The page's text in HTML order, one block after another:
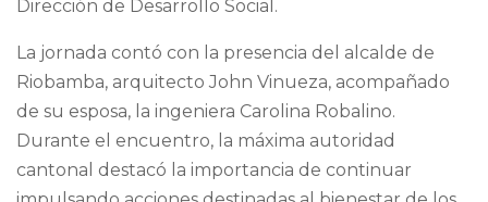
Dirección de Desarrollo Social.
La jornada contó con la presencia del alcalde de
Riobamba, arquitecto John Vinueza, acompañado
de su esposa, la ingeniera Carolina Robalino.
Durante el encuentro, la máxima autoridad
cantonal destacó la importancia de continuar